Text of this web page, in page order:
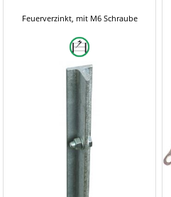
Feuerverzinkt, mit M6 Schraube